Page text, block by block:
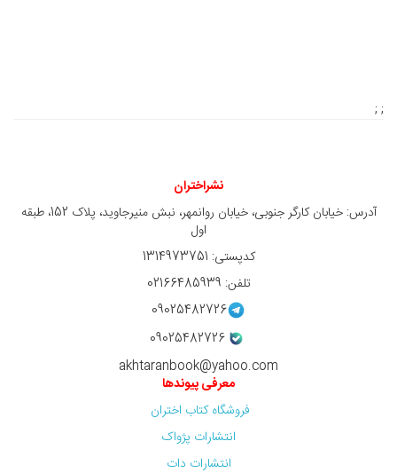
; ;
نشراختران
آدرس: خیابان کارگر جنوبی، خیابان روانمهر، نبش منیرجاوید، پلاک 152، طبقه
اول
کدپستی: 1314973751
تلفن: 02166485939
09025482726
09025482726
akhtaranbook@yahoo.com
معرفی پیوندها
فروشگاه کتاب اختران
انتشارات پژواک
انتشارات دات